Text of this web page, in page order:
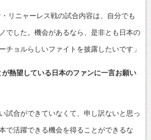
リニャーレス戦の試合内容は、自分でも
でした。機会があるなら、是非とも日本の
チョルらしいファイトを披露したいです」
熱望している日本のファンに一言お願い
試合ができていなくて、申し訳ないと思っ
で活躍できる機会を得ることができるな